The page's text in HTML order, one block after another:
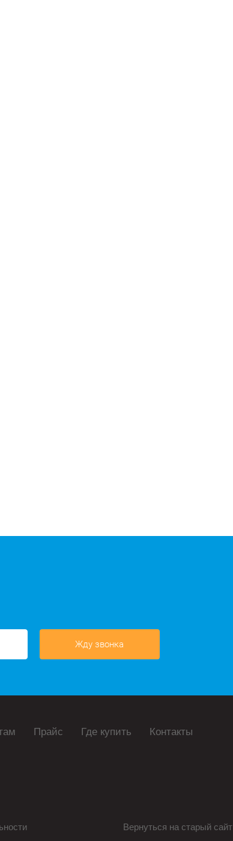
Жду звонка
Прайс Где купить Контакты
Вернуться на старый сайт